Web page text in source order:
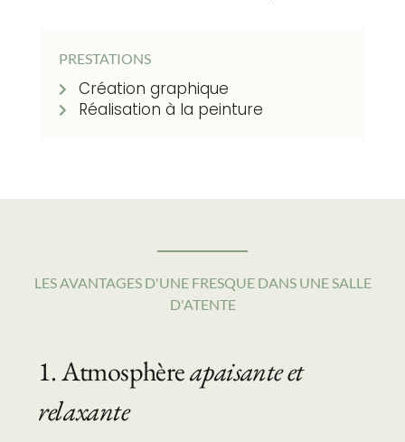
PRESTATIONS
Création graphique
Réalisation à la peinture
LES AVANTAGES D'UNE FRESQUE DANS UNE SALLE
D'ATENTE
1. Atmosphèreapaisante et
relaxante